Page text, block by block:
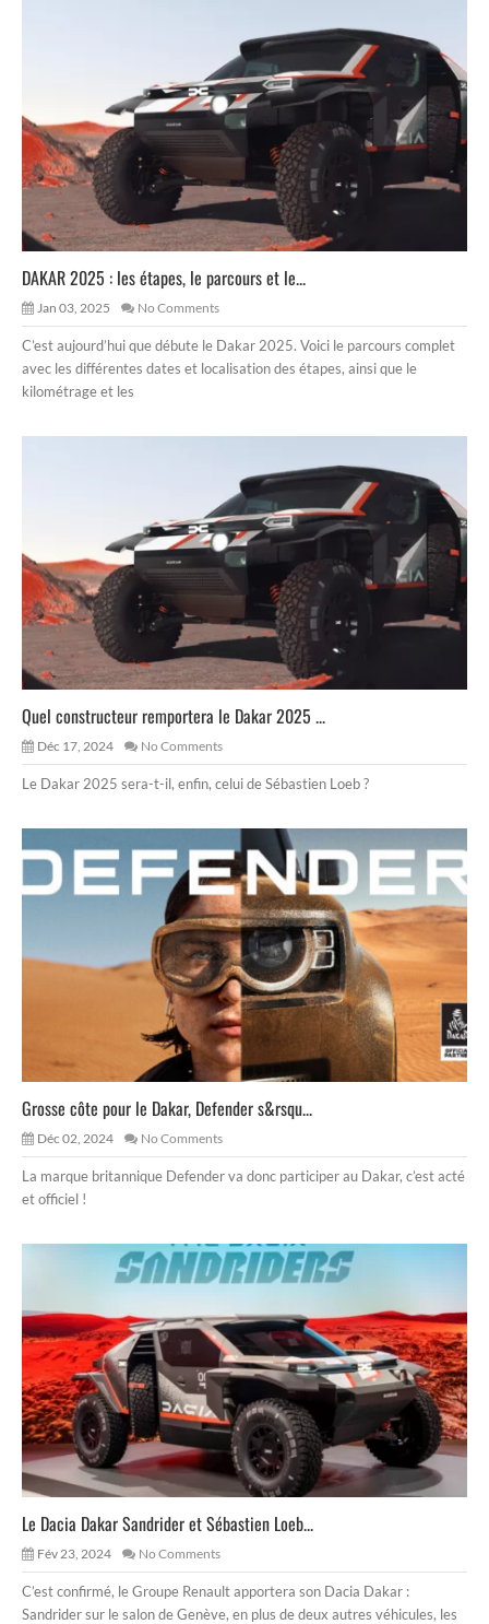
DAKAR 2025 : les étapes, le parcours et le...
Jan 03, 2025 No Comments
C’est aujourd’hui que débute le Dakar 2025. Voici le parcours complet
avec les différentes dates et localisation des étapes, ainsi que le
kilométrage et les
Quel constructeur remportera le Dakar 2025 ...
Déc 17, 2024 No Comments
Le Dakar 2025 sera-t-il, enfin, celui de Sébastien Loeb ?
Grosse côte pour le Dakar, Defender s&rsqu...
Déc 02, 2024 No Comments
La marque britannique Defender va donc participer au Dakar, c’est acté
et officiel !
Le Dacia Dakar Sandrider et Sébastien Loeb...
Fév 23, 2024 No Comments
C’est confirmé, le Groupe Renault apportera son Dacia Dakar :
Sandrider sur le salon de Genève, en plus de deux autres véhicules, les